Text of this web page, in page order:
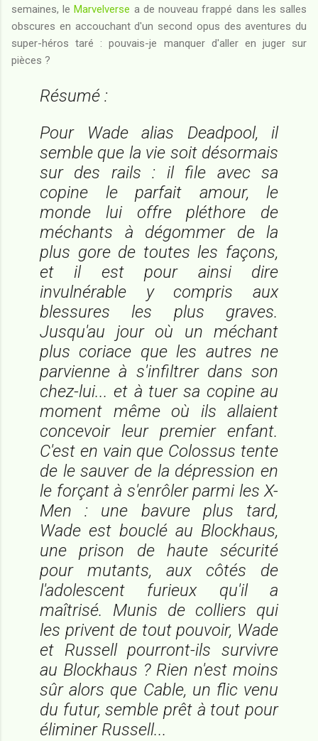
semaines, leMarvelverse a de nouveau frappé dans les salles
obscures en accouchant d'un second opus des aventures du
super-héros taré : pouvais-je manquer d'aller en juger sur
pièces ?
Résumé :
Pour Wade alias Deadpool, il
semble que la vie soit désormais
sur des rails : il file avec sa
copine le parfait amour, le
monde lui offre pléthore de
méchants à dégommer de la
plus gore de toutes les façons,
et il est pour ainsi dire
invulnérable y compris aux
blessures les plus graves.
Jusqu'au jour où un méchant
plus coriace que les autres ne
parvienne à s'infiltrer dans son
chez-lui... et à tuer sa copine au
moment même où ils allaient
concevoir leur premier enfant.
C'est en vain que Colossus tente
de le sauver de la dépression en
le forçant à s'enrôler parmi les X-
Men : une bavure plus tard,
Wade est bouclé au Blockhaus,
une prison de haute sécurité
pour mutants, aux côtés de
l'adolescent furieux qu'il a
maîtrisé. Munis de colliers qui
les privent de tout pouvoir, Wade
et Russell pourront-ils survivre
au Blockhaus ? Rien n'est moins
sûr alors que Cable, un flic venu
du futur, semble prêt à tout pour
éliminer Russell...